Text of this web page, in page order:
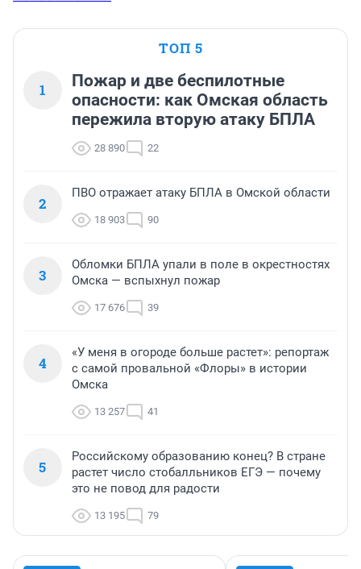
ТОП 5
1
Пожар и две беспилотные
опасности: как Омская область
пережила вторую атаку БПЛА
28 890 22
2
ПВО отражает атаку БПЛА в Омской области
18 903 90
3
Обломки БПЛА упали в поле в окрестностях
Омска — вспыхнул пожар
17 676 39
4
«У меня в огороде больше растет»: репортаж
с самой провальной «Флоры» в истории
Омска
13 257 41
5
Российскому образованию конец? В стране
растет число стобалльников ЕГЭ — почему
это не повод для радости
13 195 79